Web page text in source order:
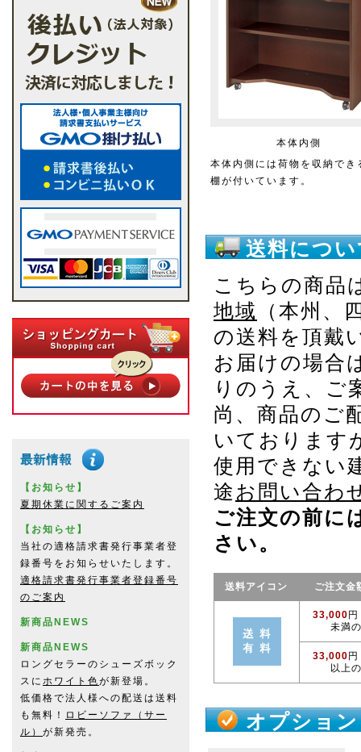
【お知らせ】
夏期休業に関するご案内
【お知らせ】
当社の適格請求書発行事業者登
録番号をお知らせいたします。
適格請求書発行事業者登録番号
のご案内
新商品NEWS
新商品NEWS
ロングセラーのシューズボック
スに ホワイト色が新登場。
低価格で法人様への配送は送料
も無料！
ロビーソファ（サー
ル） が新発売。
本体内側
本体内側には荷物を収納でき
棚が付いています。
送料につ
こちらの商品
地域
（本州、
の送料を頂戴
お届けの場合
りのうえ、ご
尚、商品のご
いております
使用できない
途 お問い合わ
ご注文の前に
さい。
送料アイコン ご注文金
33,000
未満
33,000
以上
オプショ